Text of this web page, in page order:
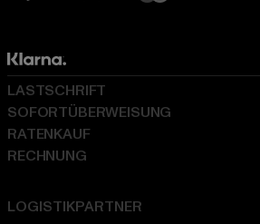
LOGISTIKPARTNER
LASTSCHRIFT
SOFORTÜBERWEISUNG
RATENKAUF
RECHNUNG